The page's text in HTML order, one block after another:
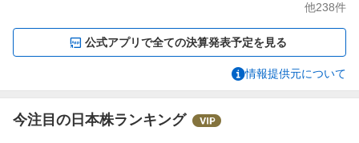
他238件
公式アプリで全ての決算発表予定を見る
情報提供元について
今注目の日本株ランキング